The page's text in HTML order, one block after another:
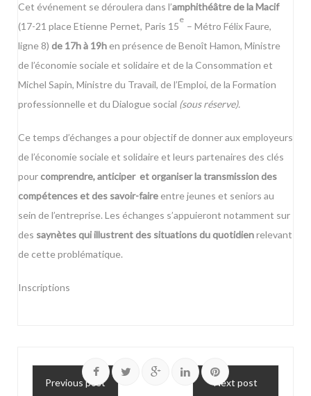
Cet événement se déroulera dans l’amphithéâtre de la Macif
(17-21 place Etienne Pernet, Paris 15
e
– Métro Félix Faure,
ligne 8) de 17h à 19h en présence de Benoît Hamon, Ministre
de l’économie sociale et solidaire et de la Consommation et
Michel Sapin, Ministre du Travail, de l’Emploi, de la Formation
professionnelle et du Dialogue social (sous réserve).
Ce temps d’échanges a pour objectif de donner aux employeurs
de l’économie sociale et solidaire et leurs partenaires des clés
pour comprendre, anticiper et organiser la transmission des
compétences et des savoir-faire entre jeunes et seniors au
sein de l’entreprise. Les échanges s’appuieront notamment sur
des saynètes qui illustrent des situations du quotidienrelevant
de cette problématique.
Inscriptions
Previous post Next post